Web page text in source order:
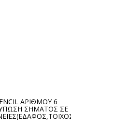
ΑΡΙΘΜΟΥ 6
ΣΗΜΑΤΟΣ ΣΕ